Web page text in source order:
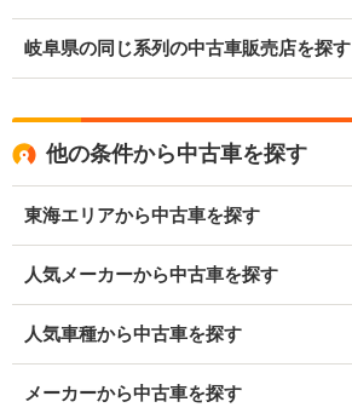
岐阜県の同じ系列の中古車販売店を探す
他の条件から中古車を探す
東海エリアから中古車を探す
人気メーカーから中古車を探す
人気車種から中古車を探す
メーカーから中古車を探す